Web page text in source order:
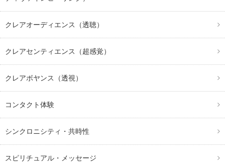
クレアオーディエンス（透聴）
クレアセンティエンス（超感覚）
クレアボヤンス（透視）
コンタクト体験
シンクロニシティ・共時性
スピリチュアル・メッセージ